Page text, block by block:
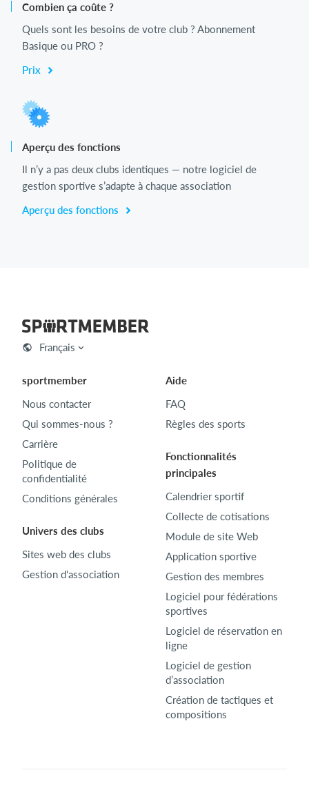
Combien ça coûte ?
Quels sont les besoins de votre club ? Abonnement
Basique ou PRO ?
Prix
Aperçu des fonctions
Il n’y a pas deux clubs identiques — notre logiciel de
gestion sportive s’adapte à chaque association
Aperçu des fonctions
Français
sportmember
Nous contacter
Qui sommes-nous ?
Carrière
Politique de
confidentialité
Conditions générales
Univers des clubs
Sites web des clubs
Gestion d'association
Aide
FAQ
Règles des sports
Fonctionnalités
principales
Calendrier sportif
Collecte de cotisations
Module de site Web
Application sportive
Gestion des membres
Logiciel pour fédérations
sportives
Logiciel de réservation en
ligne
Logiciel de gestion
d’association
Création de tactiques et
compositions